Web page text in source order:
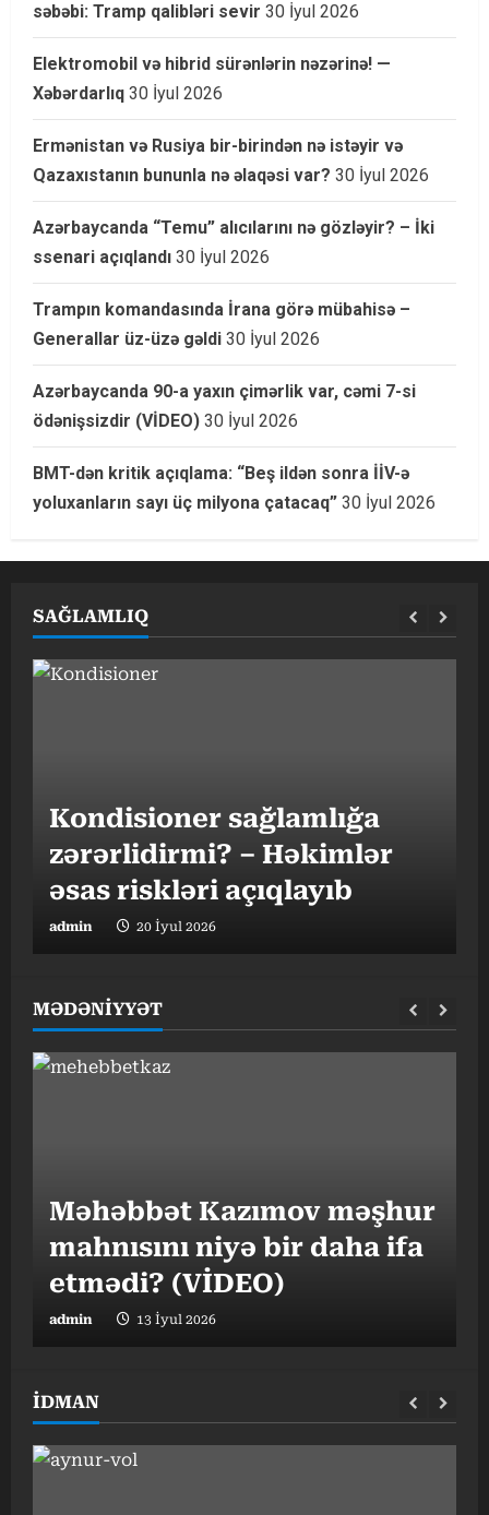
səbəbi: Tramp qalibləri sevir 30 İyul 2026
Elektromobil və hibrid sürənlərin nəzərinə! —
Xəbərdarlıq 30 İyul 2026
Ermənistan və Rusiya bir-birindən nə istəyir və
Qazaxıstanın bununla nə əlaqəsi var? 30 İyul 2026
Azərbaycanda “Temu” alıcılarını nə gözləyir? – İki
ssenari açıqlandı 30 İyul 2026
Trampın komandasında İrana görə mübahisə –
Generallar üz-üzə gəldi 30 İyul 2026
Azərbaycanda 90-a yaxın çimərlik var, cəmi 7-si
ödənişsizdir (VİDEO) 30 İyul 2026
BMT-dən kritik açıqlama: “Beş ildən sonra İİV-ə
yoluxanların sayı üç milyona çatacaq” 30 İyul 2026
SAĞLAMLIQ
Kondisioner sağlamlığa
zərərlidirmi? – Həkimlər
əsas riskləri açıqlayıb
admin 20 İyul 2026
MƏDƏNİYYƏT
Məhəbbət Kazımov məşhur
mahnısını niyə bir daha ifa
etmədi? (VİDEO)
admin 13 İyul 2026
İDMAN